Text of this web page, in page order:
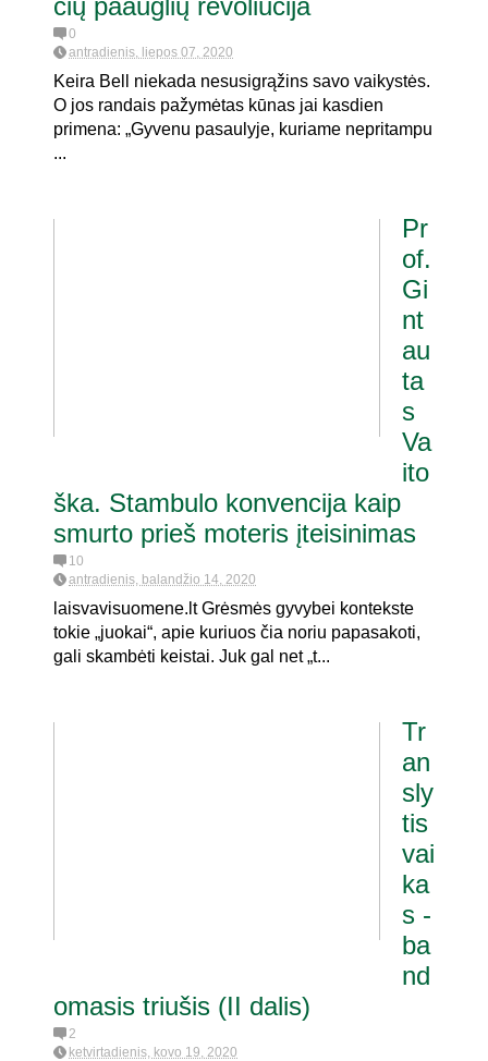
čių paauglių revoliucija
0
antradienis, liepos 07, 2020
Keira Bell niekada nesusigrąžins savo vaikystės.
O jos randais pažymėtas kūnas jai kasdien
primena: „Gyvenu pasaulyje, kuriame nepritampu
...
Pr
of.
Gi
nt
au
ta
s
Va
ito
ška. Stambulo konvencija kaip
smurto prieš moteris įteisinimas
10
antradienis, balandžio 14, 2020
laisvavisuomene.lt Grėsmės gyvybei kontekste
tokie „juokai“, apie kuriuos čia noriu papasakoti,
gali skambėti keistai. Juk gal net „t...
Tr
an
sly
tis
vai
ka
s -
ba
nd
omasis triušis (II dalis)
2
ketvirtadienis, kovo 19, 2020